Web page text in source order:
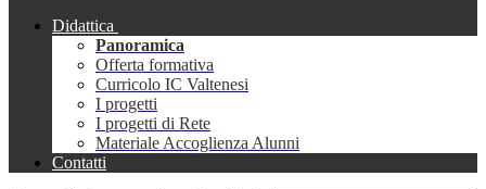
Didattica
Panoramica
Offerta formativa
Curricolo IC Valtenesi
I progetti
I progetti di Rete
Materiale Accoglienza Alunni
Contatti